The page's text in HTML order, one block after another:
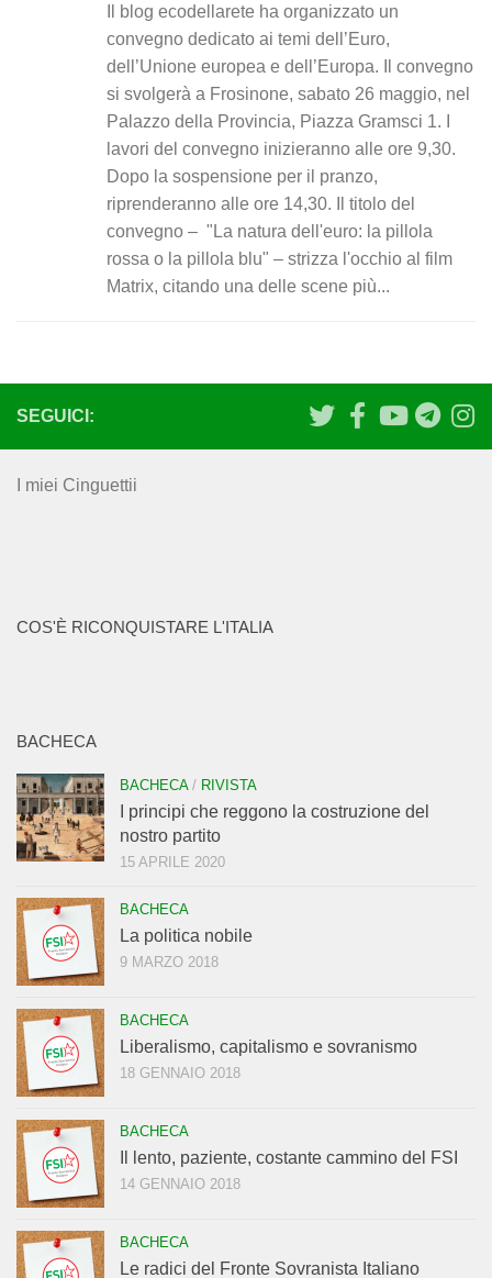
Il blog ecodellarete ha organizzato un
convegno dedicato ai temi dell’Euro,
dell’Unione europea e dell’Europa. Il convegno
si svolgerà a Frosinone, sabato 26 maggio, nel
Palazzo della Provincia, Piazza Gramsci 1. I
lavori del convegno inizieranno alle ore 9,30.
Dopo la sospensione per il pranzo,
riprenderanno alle ore 14,30. Il titolo del
convegno – "La natura dell'euro: la pillola
rossa o la pillola blu" – strizza l'occhio al film
Matrix, citando una delle scene più...
SEGUICI:
I miei Cinguettii
COS'È RICONQUISTARE L'ITALIA
BACHECA
BACHECA/ RIVISTA
I principi che reggono la costruzione del
nostro partito
15 APRILE 2020
BACHECA
La politica nobile
9 MARZO 2018
BACHECA
Liberalismo, capitalismo e sovranismo
18 GENNAIO 2018
BACHECA
Il lento, paziente, costante cammino del FSI
14 GENNAIO 2018
BACHECA
Le radici del Fronte Sovranista Italiano